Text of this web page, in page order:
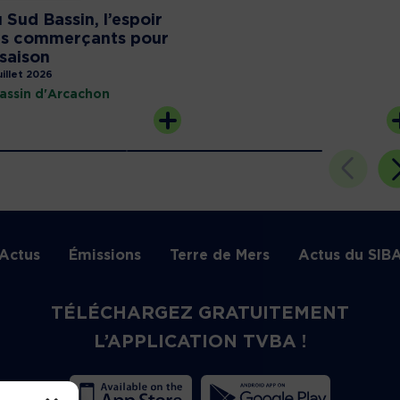
Sud Bassin, l’espoir
commerçants pour
2026
d'Arcachon
Actus Émissions Terre de Mers Actus du
TÉLÉCHARGEZ GRATUITEMENT
L’APPLICATION TVBA !